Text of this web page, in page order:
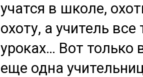
учатся в школе,
охоту, а учитель
уроках… Вот только
еще одна